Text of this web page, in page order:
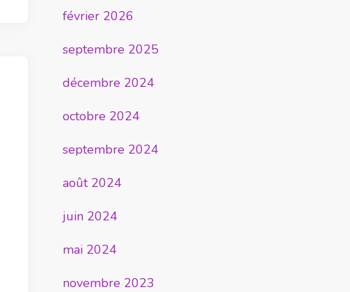
février 2026
septembre 2025
décembre 2024
octobre 2024
septembre 2024
août 2024
juin 2024
mai 2024
novembre 2023